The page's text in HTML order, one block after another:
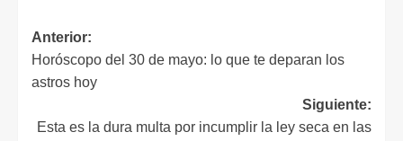
Anterior:
Horóscopo del 30 de mayo: lo que te deparan los
astros hoy
Siguiente:
Esta es la dura multa por incumplir la ley seca en las